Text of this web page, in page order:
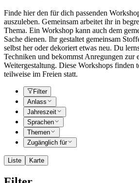
Finde hier den für dich passenden
auszuleben. Gemeinsam arbeitet ihr in
Thema. Ein Workshop kann auch dem
Sache dienen. Ihr gestaltet gemeinsam
selbst her oder dekoriert etwas neu. Du
Techniken und bekommst Anregungen zur
Weitergestaltung. Diese Workshops finden
teilweise im Freien statt.
Filter
Anlass
Jahreszeit
Sprachen
Themen
Zugänglich für
Liste Karte